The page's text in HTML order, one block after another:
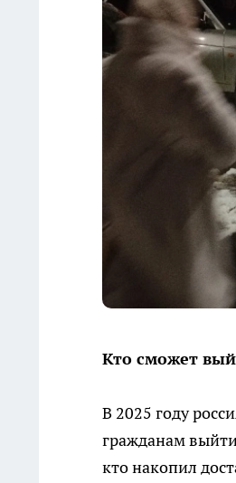
Кто сможет
В 2025 году
гражданам
кто накопил